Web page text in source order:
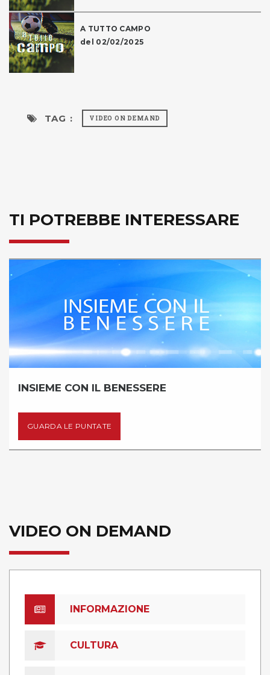
A TUTTO CAMPO
del 02/02/2025
TAG : VIDEO ON DEMAND
TI POTREBBE INTERESSARE
OLD TIMER
VIDEO ON DEMAND
INFORMAZIONE
CULTURA